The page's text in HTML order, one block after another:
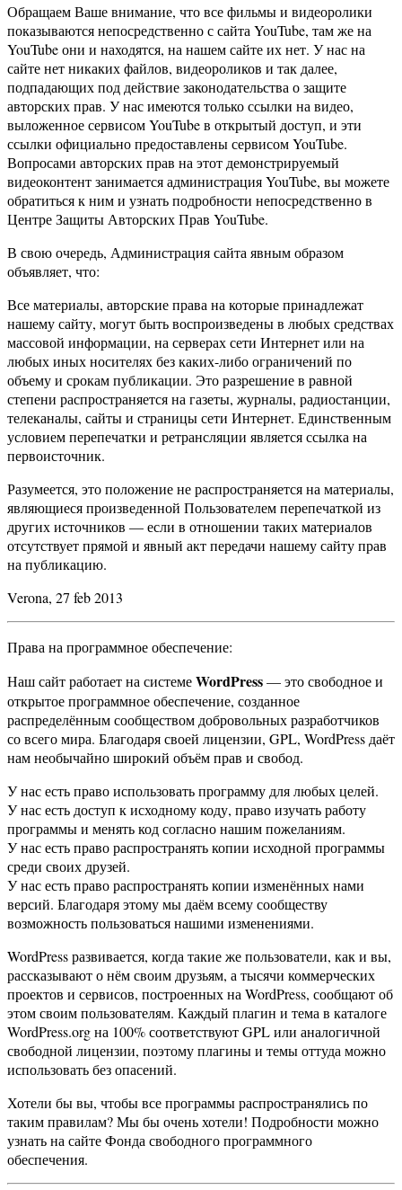
Обращаем Ваше внимание, что все фильмы и видеоролики
показываются непосредственно с сайта YouTube, там же на
YouTube они и находятся, на нашем сайте их нет. У нас на
сайте нет никаких файлов, видеороликов и так далее,
подпадающих под действие законодательства о защите
авторских прав. У нас имеются только ссылки на видео,
выложенное сервисом YouTube в открытый доступ, и эти
ссылки официально предоставлены сервисом YouTube.
Вопросами авторских прав на этот демонстрируемый
видеоконтент занимается администрация YouTube, вы можете
обратиться к ним и узнать подробности непосредственно в
Центре Защиты Авторских Прав YouTube.
В свою очередь, Администрация сайта явным образом
объявляет, что:
Все материалы, авторские права на которые принадлежат
нашему сайту, могут быть воспроизведены в любых средствах
массовой информации, на серверах сети Интернет или на
любых иных носителях без каких-либо ограничений по
объему и срокам публикации. Это разрешение в равной
степени распространяется на газеты, журналы, радиостанции,
телеканалы, сайты и страницы сети Интернет. Единственным
условием перепечатки и ретрансляции является ссылка на
первоисточник.
Разумеется, это положение не распространяется на материалы,
являющиеся произведенной Пользователем перепечаткой из
других источников — если в отношении таких материалов
отсутствует прямой и явный акт передачи нашему сайту прав
на публикацию.
Verona, 27 feb 2013
Права на программное обеспечение:
Наш сайт работает на системеWordPress— это свободное и
открытое программное обеспечение, созданное
распределённым сообществом добровольных разработчиков
со всего мира. Благодаря своей лицензии, GPL, WordPress даёт
нам необычайно широкий объём прав и свобод.
У нас есть право использовать программу для любых целей.
У нас есть доступ к исходному коду, право изучать работу
программы и менять код согласно нашим пожеланиям.
У нас есть право распространять копии исходной программы
среди своих друзей.
У нас есть право распространять копии изменённых нами
версий. Благодаря этому мы даём всему сообществу
возможность пользоваться нашими изменениями.
WordPress развивается, когда такие же пользователи, как и вы,
рассказывают о нём своим друзьям, а тысячи коммерческих
проектов и сервисов, построенных на WordPress, сообщают об
этом своим пользователям. Каждый плагин и тема в каталоге
WordPress.org на 100% соответствуют GPL или аналогичной
свободной лицензии, поэтому плагины и темы оттуда можно
использовать без опасений.
Хотели бы вы, чтобы все программы распространялись по
таким правилам? Мы бы очень хотели! Подробности можно
узнать на сайте Фонда свободного программного
обеспечения.